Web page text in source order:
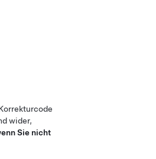
wider,
Sie nicht